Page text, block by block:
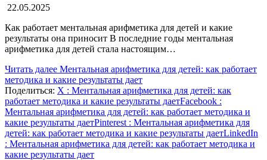
22.05.2025
Как работает ментальная арифметика для детей и какие
результаты она приносит В последние годы ментальная
арифметика для детей стала настоящим…
Читать далее Ментальная арифметика для детей: как работает
методика и какие результаты дает
Поделиться: X : Ментальная арифметика для детей: как
работает методика и какие результаты даетFacebook :
Ментальная арифметика для детей: как работает методика и
какие результаты даетPinterest : Ментальная арифметика для
детей: как работает методика и какие результаты даетLinkedIn
: Ментальная арифметика для детей: как работает методика и
какие результаты дает